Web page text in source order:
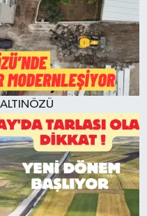
ALTINÖZÜ